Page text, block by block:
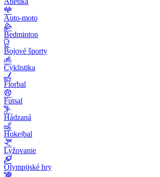
Auto-moto
Bedminton
Bojové športy
Cyklistika
Florbal
Futsal
Hádzaná
Hokejbal
Lyžovanie
Olympijské hry